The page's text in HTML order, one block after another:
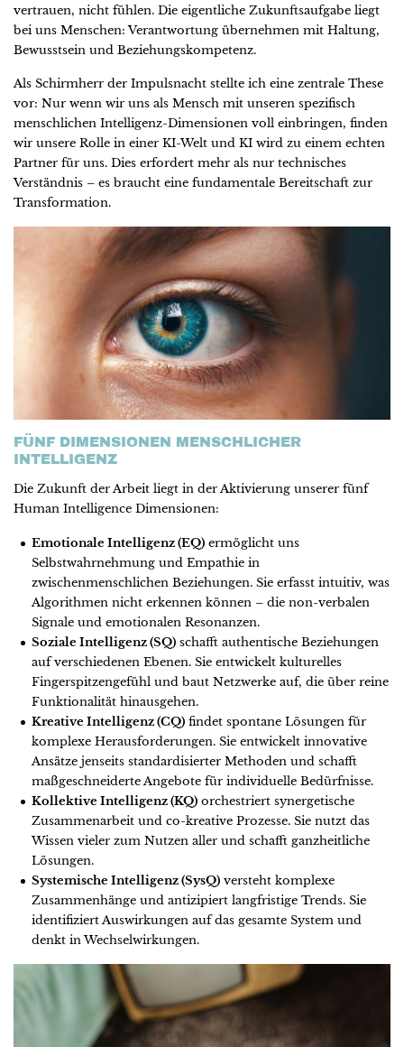
vertrauen, nicht fühlen. Die eigentliche Zukunftsaufgabe liegt
bei uns Menschen: Verantwortung übernehmen mit Haltung,
Bewusstsein und Beziehungskompetenz.
Als Schirmherr der Impulsnacht stellte ich eine zentrale These
vor: Nur wenn wir uns als Mensch mit unseren spezifisch
menschlichen Intelligenz-Dimensionen voll einbringen, finden
wir unsere Rolle in einer KI-Welt und KI wird zu einem echten
Partner für uns. Dies erfordert mehr als nur technisches
Verständnis – es braucht eine fundamentale Bereitschaft zur
Transformation.
FÜNF DIMENSIONEN MENSCHLICHER
INTELLIGENZ
Die Zukunft der Arbeit liegt in der Aktivierung unserer fünf
Human Intelligence Dimensionen:
Emotionale Intelligenz (EQ)ermöglicht uns
Selbstwahrnehmung und Empathie in
zwischenmenschlichen Beziehungen. Sie erfasst intuitiv, was
Algorithmen nicht erkennen können – die non-verbalen
Signale und emotionalen Resonanzen.
Soziale Intelligenz (SQ)schafft authentische Beziehungen
auf verschiedenen Ebenen. Sie entwickelt kulturelles
Fingerspitzengefühl und baut Netzwerke auf, die über reine
Funktionalität hinausgehen.
Kreative Intelligenz (CQ)findet spontane Lösungen für
komplexe Herausforderungen. Sie entwickelt innovative
Ansätze jenseits standardisierter Methoden und schafft
maßgeschneiderte Angebote für individuelle Bedürfnisse.
Kollektive Intelligenz (KQ)orchestriert synergetische
Zusammenarbeit und co-kreative Prozesse. Sie nutzt das
Wissen vieler zum Nutzen aller und schafft ganzheitliche
Lösungen.
Systemische Intelligenz (SysQ)versteht komplexe
Zusammenhänge und antizipiert langfristige Trends. Sie
identifiziert Auswirkungen auf das gesamte System und
denkt in Wechselwirkungen.